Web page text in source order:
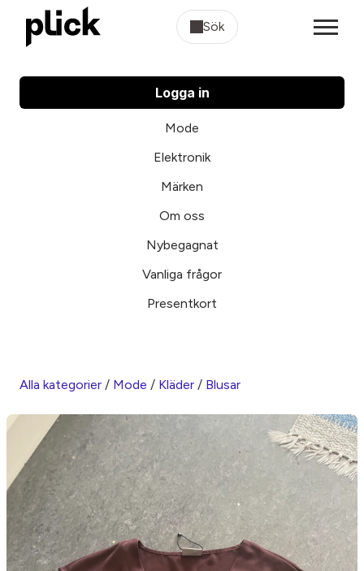
Sök
Logga in
Mode
Elektronik
Märken
Om oss
Nybegagnat
Vanliga frågor
Presentkort
Alla kategorier / Mode / Kläder / Blusar